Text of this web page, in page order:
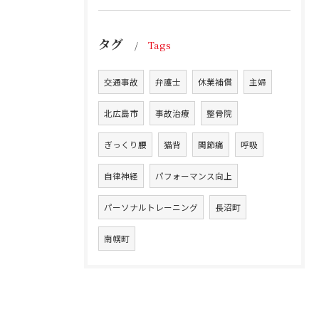
タグ Tags
交通事故 弁護士 休業補償 主婦
北広島市 事故治療 整骨院
ぎっくり腰 猫背 関節痛 呼吸
自律神経 パフォーマンス向上
パーソナルトレーニング 長沼町
南幌町